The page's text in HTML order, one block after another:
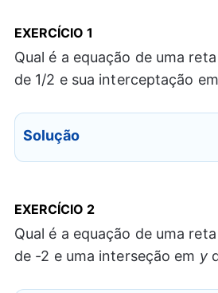
EXERCÍCIO 1
Qual é a equação de uma
de 1/2 e sua interceptação em
Solução
EXERCÍCIO 2
Qual é a equação de uma
de -2 e uma interseção em y